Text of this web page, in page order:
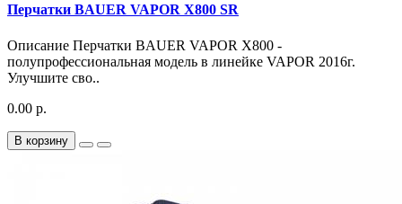
Перчатки BAUER VAPOR X800 SR
Описание Перчатки BAUER VAPOR X800 -
полупрофессиональная модель в линейке VAPOR 2016г.
Улучшите сво..
0.00 р.
В корзину